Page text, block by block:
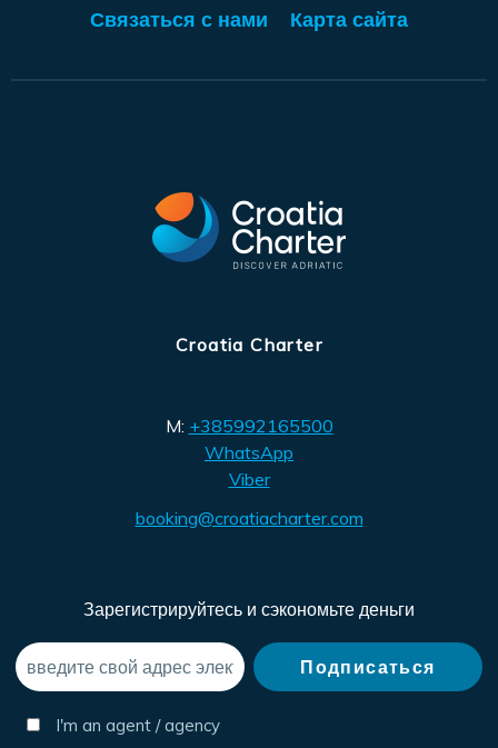
Связаться с нами Карта сайта
Croatia Charter
M: +385992165500
WhatsApp
Viber
booking@croatiacharter.com
Зарегистрируйтесь и сэкономьте деньги
I'm an agent / agency